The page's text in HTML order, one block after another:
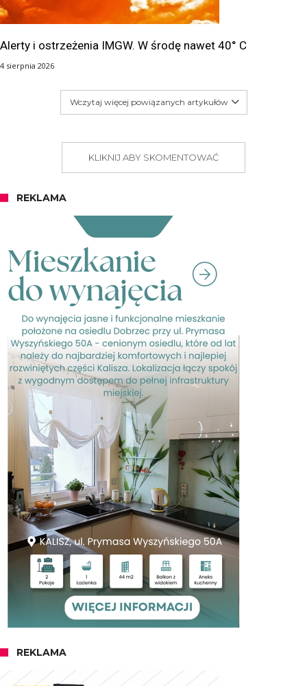
Alerty i ostrzeżenia IMGW. W środę nawet 40° C
4 sierpnia 2026
Wczytaj więcej powiązanych artykułów
KLIKNIJ ABY SKOMENTOWAĆ
REKLAMA
REKLAMA